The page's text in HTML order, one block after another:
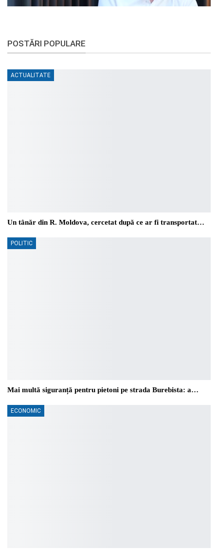
POSTĂRI POPULARE
ACTUALITATE
Un tânăr din R. Moldova, cercetat după ce ar fi transportat…
POLITIC
Mai multă siguranță pentru pietoni pe strada Burebista: a…
ECONOMIC